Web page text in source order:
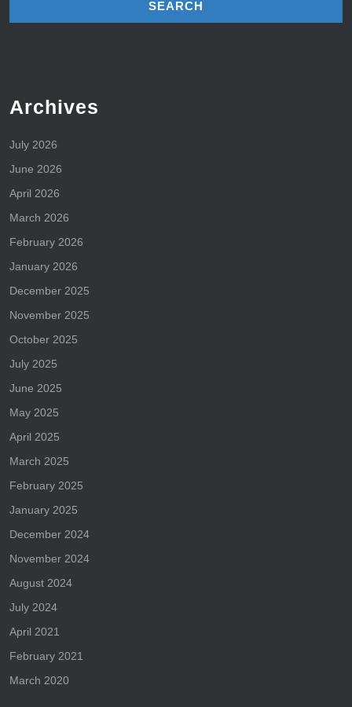
Archives
July 2026
June 2026
April 2026
March 2026
February 2026
January 2026
December 2025
November 2025
October 2025
July 2025
June 2025
May 2025
April 2025
March 2025
February 2025
January 2025
December 2024
November 2024
August 2024
July 2024
April 2021
February 2021
March 2020